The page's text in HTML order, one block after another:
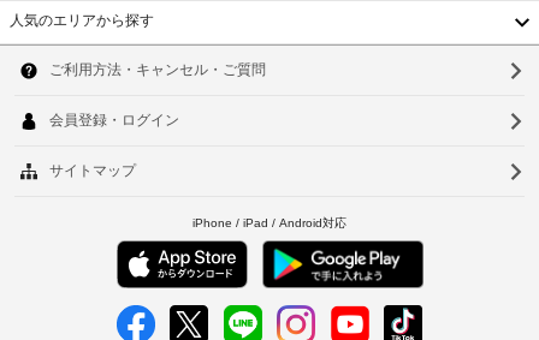
WiFi
(無
料)
ど
使
ー
ニ
グ
ラ
ド
朝
食
ン
ネ
韓
国
人気のエリアから探す
ウ